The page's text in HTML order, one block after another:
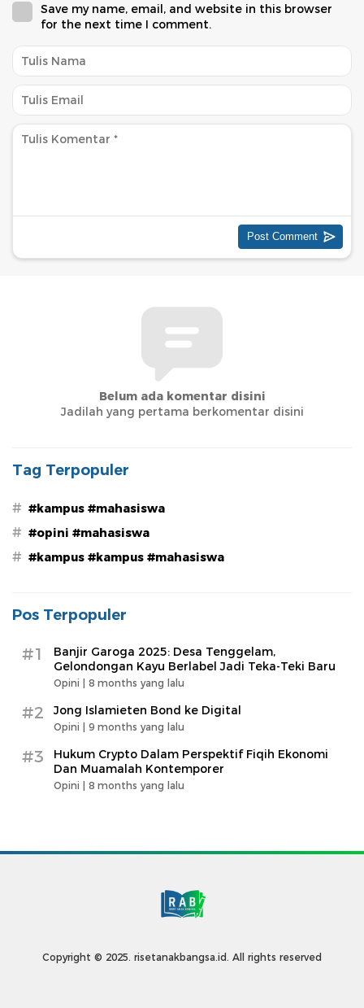
Save my name, email, and website in this browser
for the next time I comment.
Belum ada komentar disini
Jadilah yang pertama berkomentar disini
Tag Terpopuler
# #kampus #mahasiswa
# #opini #mahasiswa
# #kampus #kampus #mahasiswa
Pos Terpopuler
#1
Banjir Garoga 2025: Desa Tenggelam,
Gelondongan Kayu Berlabel Jadi Teka-Teki Baru
Opini | 8 months yang lalu
#2 Jong Islamieten Bond ke Digital
Opini | 9 months yang lalu
#3
Hukum Crypto Dalam Perspektif Fiqih Ekonomi
Dan Muamalah Kontemporer
Opini | 8 months yang lalu
Copyright © 2025. risetanakbangsa.id. All rights reserved